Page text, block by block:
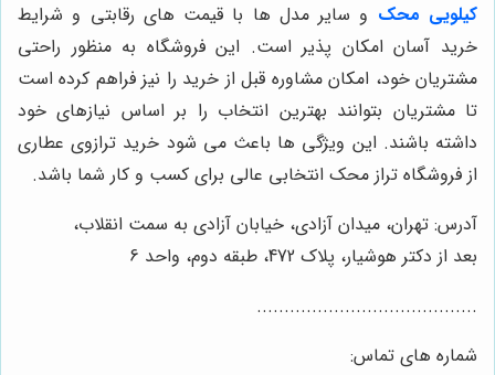
کیلویی محک و سایر مدل ها با قیمت های رقابتی و شرایط
خرید آسان امکان پذیر است. این فروشگاه به منظور راحتی
مشتریان خود، امکان مشاوره قبل از خرید را نیز فراهم کرده است
تا مشتریان بتوانند بهترین انتخاب را بر اساس نیازهای خود
داشته باشند. این ویژگی ها باعث می شود خرید ترازوی عطاری
از فروشگاه تراز محک انتخابی عالی برای کسب و کار شما باشد.
آدرس: تهران، میدان آزادی، خیابان آزادی به سمت انقلاب،
بعد از دکتر هوشیار، پلاک 472، طبقه دوم، واحد 6
........................................
شماره های تماس: